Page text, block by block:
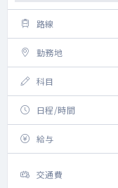
路線
勤務地
科目
日程/時間
給与
交通費